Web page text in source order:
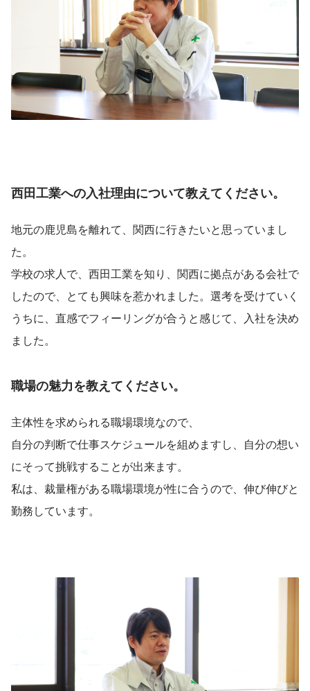
西田工業への入社理由について教えてください。
地元の鹿児島を離れて、関西に行きたいと思っていまし
た。
学校の求人で、西田工業を知り、関西に拠点がある会社で
したので、とても興味を惹かれました。選考を受けていく
うちに、直感でフィーリングが合うと感じて、入社を決め
ました。
職場の魅力を教えてください。
主体性を求められる職場環境なので、
自分の判断で仕事スケジュールを組めますし、自分の想い
にそって挑戦することが出来ます。
私は、裁量権がある職場環境が性に合うので、伸び伸びと
勤務しています。